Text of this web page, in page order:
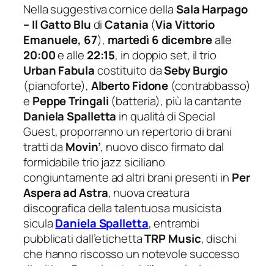
Nella suggestiva cornice dellaSala Harpago
– Il Gatto BludiCatania (Via Vittorio
Emanuele, 67), martedì 6 dicembrealle
20:00e alle 22:15, in doppio set, il trio
Urban Fabulacostituito daSeby Burgio
(pianoforte), Alberto Fidone (contrabbasso)
e Peppe Tringali (batteria), più la cantante
Daniela Spalletta in qualità diSpecial
Guest, proporranno un repertorio di brani
tratti da Movin’, nuovo disco firmato dal
formidabile trio jazz siciliano
congiuntamente ad altri brani presenti in Per
Aspera ad Astra, nuova creatura
discografica della talentuosa musicista
siculaDaniela Spalletta, entrambi
pubblicati dall’etichettaTRP Music, dischi
che hanno riscosso un notevole successo